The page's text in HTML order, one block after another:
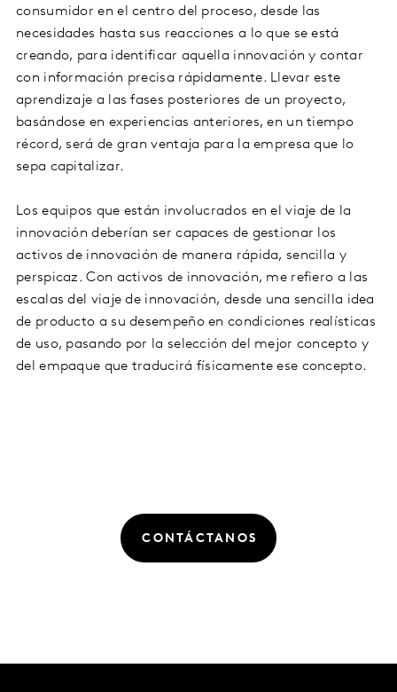
consumidor en el centro del proceso, desde las
necesidades hasta sus reacciones a lo que se está
creando, para identificar aquella innovación y contar
con información precisa rápidamente. Llevar este
aprendizaje a las fases posteriores de un proyecto,
basándose en experiencias anteriores, en un tiempo
récord, será de gran ventaja para la empresa que lo
sepa capitalizar.
Los equipos que están involucrados en el viaje de la
innovación deberían ser capaces de gestionar los
activos de innovación de manera rápida, sencilla y
perspicaz. Con activos de innovación, me refiero a las
escalas del viaje de innovación, desde una sencilla idea
de producto a su desempeño en condiciones realísticas
de uso, pasando por la selección del mejor concepto y
del empaque que traducirá físicamente ese concepto.
CONTÁCTANOS